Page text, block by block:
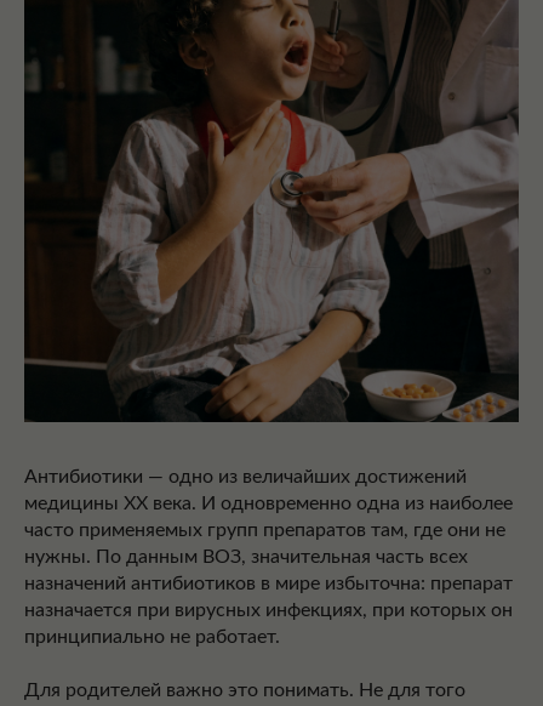
ПОКАЗАНИЙ —
ВРЕДНО
Антибиотики — одно из величайших достижений
медицины XX века. И одновременно одна из наиболее
часто применяемых групп препаратов там, где они не
нужны. По данным ВОЗ, значительная часть всех
назначений антибиотиков в мире избыточна: препарат
назначается при вирусных инфекциях, при которых он
принципиально не работает.
Для родителей важно это понимать. Не для того